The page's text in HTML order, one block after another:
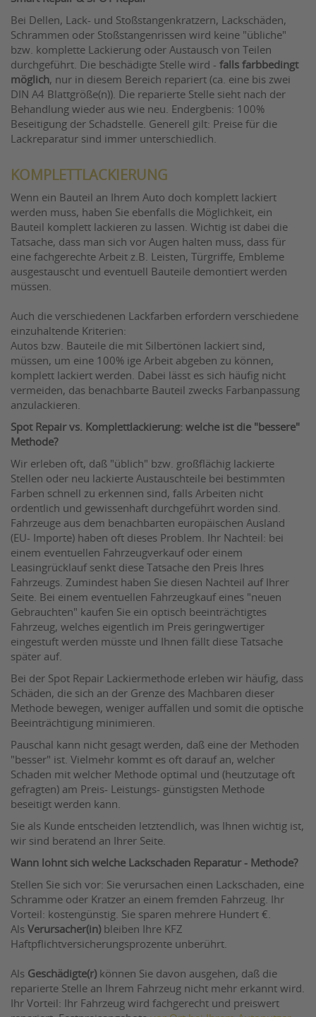
Bei Dellen, Lack- und Stoßstangenkratzern, Lackschäden,
Schrammen oder Stoßstangenrissen wird keine "übliche"
bzw. komplette Lackierung oder Austausch von Teilen
durchgeführt. Die beschädigte Stelle wird - falls farbbedingt
möglich, nur in diesem Bereich repariert (ca. eine bis zwei
DIN A4 Blattgröße(n)). Die reparierte Stelle sieht nach der
Behandlung wieder aus wie neu. Endergbenis: 100%
Beseitigung der Schadstelle. Generell gilt: Preise für die
Lackreparatur sind immer unterschiedlich.
KOMPLETTLACKIERUNG
Wenn ein Bauteil an Ihrem Auto doch komplett lackiert
werden muss, haben Sie ebenfalls die Möglichkeit, ein
Bauteil komplett lackieren zu lassen. Wichtig ist dabei die
Tatsache, dass man sich vor Augen halten muss, dass für
eine fachgerechte Arbeit z.B. Leisten, Türgriffe, Embleme
ausgestauscht und eventuell Bauteile demontiert werden
müssen.
Auch die verschiedenen Lackfarben erfordern verschiedene
einzuhaltende Kriterien:
Autos bzw. Bauteile die mit Silbertönen lackiert sind,
müssen, um eine 100% ige Arbeit abgeben zu können,
komplett lackiert werden. Dabei lässt es sich häufig nicht
vermeiden, das benachbarte Bauteil zwecks Farbanpassung
anzulackieren.
Spot Repair vs. Komplettlackierung: welche ist die "bessere"
Methode?
Wir erleben oft, daß "üblich" bzw. großflächig lackierte
Stellen oder neu lackierte Austauschteile bei bestimmten
Farben schnell zu erkennen sind, falls Arbeiten nicht
ordentlich und gewissenhaft durchgeführt worden sind.
Fahrzeuge aus dem benachbarten europäischen Ausland
(EU- Importe) haben oft dieses Problem. Ihr Nachteil: bei
einem eventuellen Fahrzeugverkauf oder einem
Leasingrücklauf senkt diese Tatsache den Preis Ihres
Fahrzeugs. Zumindest haben Sie diesen Nachteil auf Ihrer
Seite. Bei einem eventuellen Fahrzeugkauf eines "neuen
Gebrauchten" kaufen Sie ein optisch beeinträchtigtes
Fahrzeug, welches eigentlich im Preis geringwertiger
eingestuft werden müsste und Ihnen fällt diese Tatsache
später auf.
Bei der Spot Repair Lackiermethode erleben wir häufig, dass
Schäden, die sich an der Grenze des Machbaren dieser
Methode bewegen, weniger auffallen und somit die optische
Beeinträchtigung minimieren.
Pauschal kann nicht gesagt werden, daß eine der Methoden
"besser" ist. Vielmehr kommt es oft darauf an, welcher
Schaden mit welcher Methode optimal und (heutzutage oft
gefragten) am Preis- Leistungs- günstigsten Methode
beseitigt werden kann.
Sie als Kunde entscheiden letztendlich, was Ihnen wichtig ist,
wir sind beratend an Ihrer Seite.
Wann lohnt sich welche Lackschaden Reparatur - Methode?
Stellen Sie sich vor: Sie verursachen einen Lackschaden, eine
Schramme oder Kratzer an einem fremden Fahrzeug. Ihr
Vorteil: kostengünstig. Sie sparen mehrere Hundert €.
Als Verursacher(in)bleiben Ihre KFZ
Haftpflichtversicherungsprozente unberührt.
Als Geschädigte(r)können Sie davon ausgehen, daß die
reparierte Stelle an Ihrem Fahrzeug nicht mehr erkannt wird.
Ihr Vorteil: Ihr Fahrzeug wird fachgerecht und preiswert